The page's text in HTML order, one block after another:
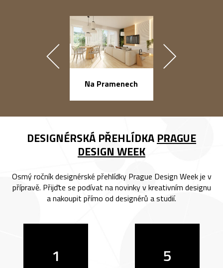
Na Pramenech
DESIGNÉRSKÁ PŘEHLÍDKA PRAGUE
DESIGN WEEK
Osmý ročník designérské přehlídky Prague Design Week je v
přípravě. Přijďte se podívat na novinky v kreativním designu
a nakoupit přímo od designérů a studií.
1 5